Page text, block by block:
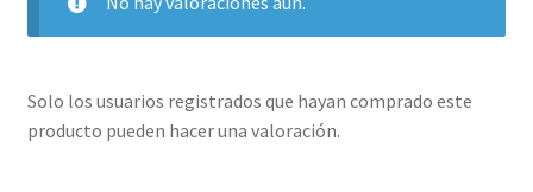
Solo los usuarios registrados que hayan comprado este
producto pueden hacer una valoración.